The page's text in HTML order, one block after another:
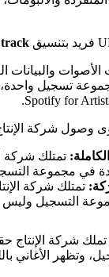
والبيانات
تسجيل
وصول شركة
تمتلك شركة
في مجموعة
تمتلك شركة
التسجيل وليس
تملك شركة الإنتاج